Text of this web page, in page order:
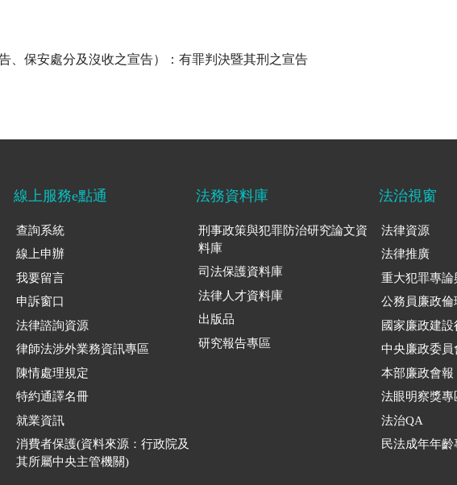
、保安處分及沒收之宣告）：有罪判決暨其刑之宣告
線上服務e點通
查詢系統
線上申辦
我要留言
申訴窗口
法律諮詢資源
律師法涉外業務資訊專區
陳情處理規定
特約通譯名冊
就業資訊
消費者保護(資料來源：行政院及
其所屬中央主管機關)
法務資料庫
刑事政策與犯罪防治研究論文資
料庫
司法保護資料庫
法律人才資料庫
出版品
研究報告專區
法治視窗
法律資源
法律推廣
重大犯罪專論
公務員廉政倫
國家廉政建
中央廉政委員
本部廉政會報
法眼明察獎專
法治QA
民法成年年齡